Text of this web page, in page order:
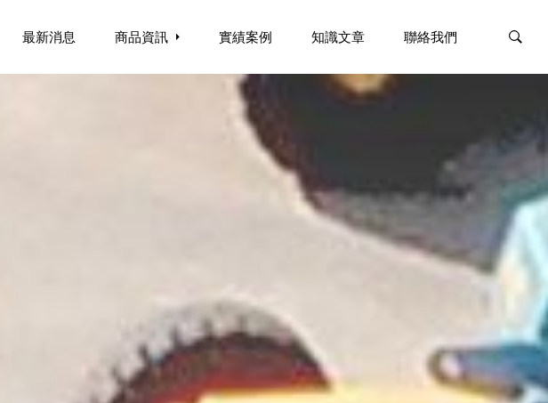
最新消息
最新消息 商品資訊
商品資訊 實績案例
實績案例 知識文章
知識文章 聯絡我們
聯絡我們